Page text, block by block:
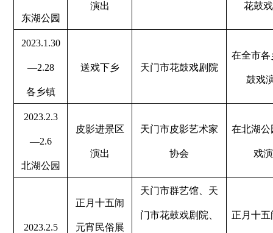
东湖公园
演出 花鼓
2023.1.30
—2.28
各乡镇
送戏下乡 天门市花鼓戏剧院
在全市各
鼓戏
2023.2.3
—2.6
北湖公园
皮影进景区
演出
天门市皮影艺术家
协会
在北湖公
戏
2023.2.5
正月十五闹
元宵民俗展
天门市群艺馆、天
门市花鼓戏剧院、 正月十